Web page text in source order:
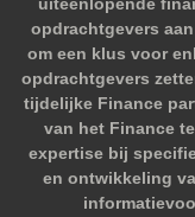
opdrachtgevers
om een klus voor
opdrachtgevers
tijdelijke Finance
van het Finance
expertise bij
en ontwikkeling